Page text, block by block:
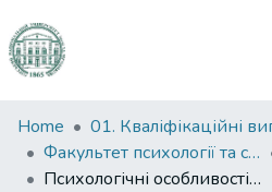
Communities
&
Collections
Home
Факультет психології та соціальної роботи
Психологічні особливості мислення першокласників як рівень готовності до школи